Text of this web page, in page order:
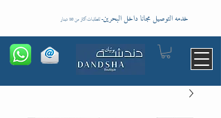
خدمه التوصيل مجانا داخل البحرين- للطلبات اكثر من 10 دينار